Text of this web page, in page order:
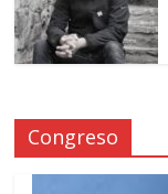
Congreso